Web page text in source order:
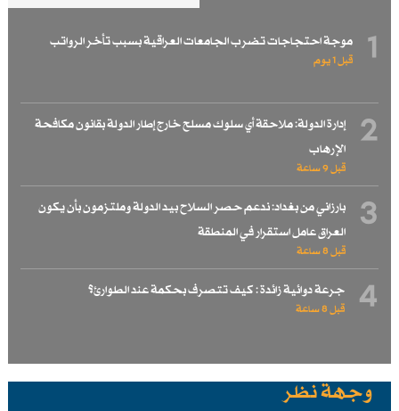
1 موجة احتجاجات تضرب الجامعات العراقية بسبب تأخر الرواتب
قبل 1 یوم
2
إدارة الدولة: ملاحقة أي سلوك مسلح خارج إطار الدولة بقانون مكافحة
الإرهاب
قبل 9 ساعة
3
بارزاني من بغداد: ندعم حصر السلاح بيد الدولة وملتزمون بأن يكون
العراق عامل استقرار في المنطقة
قبل 8 ساعة
4 جرعة دوائية زائدة : كيف تتصرف بحكمة عند الطوارئ؟
قبل 8 ساعة
وجهة نظر